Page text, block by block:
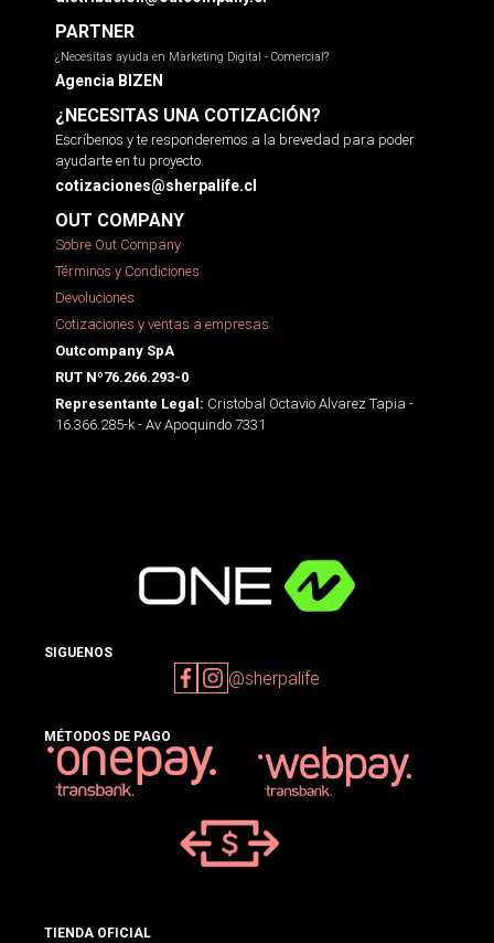
PARTNER
¿Necesitas ayuda en Marketing Digital - Comercial?
Agencia BIZEN
¿NECESITAS UNA COTIZACIÓN?
Escríbenos y te responderemos a la brevedad para poder
ayudarte en tu proyecto.
cotizaciones@sherpalife.cl
OUT COMPANY
Sobre Out Company
Términos y Condiciones
Devoluciones
Cotizaciones y ventas a empresas
Outcompany SpA
RUT Nº76.266.293-0
Representante Legal: Cristobal Octavio Alvarez Tapia -
16.366.285-k - Av Apoquindo 7331
SIGUENOS
@sherpalife
MÉTODOS DE PAGO
TIENDA OFICIAL